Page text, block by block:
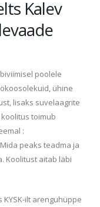
Kalev
poolele
ühine
lisaks suvelaagrite
toimub
:
peaks teadma ja
Koolitust aitab läbi
ilt arenguhüppe